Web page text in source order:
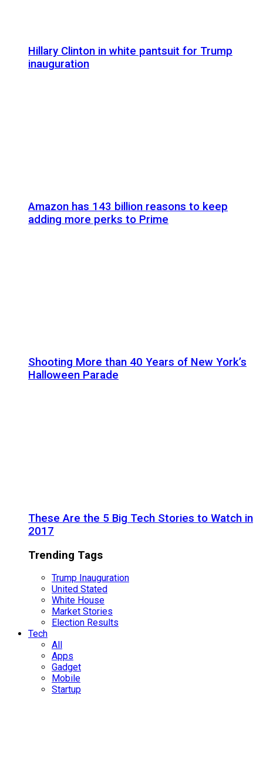
Hillary Clinton in white pantsuit for Trump
inauguration
Amazon has 143 billion reasons to keep
adding more perks to Prime
Shooting More than 40 Years of New York’s
Halloween Parade
These Are the 5 Big Tech Stories to Watch in
2017
Trending Tags
Trump Inauguration
United Stated
White House
Market Stories
Election Results
Tech
All
Apps
Gadget
Mobile
Startup